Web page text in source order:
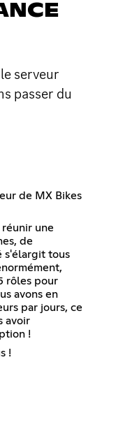
serveur
passer du
de MX Bikes
une
de
s'élargit tous
rôles pour
avons en
par jours, ce
avoir
!
!